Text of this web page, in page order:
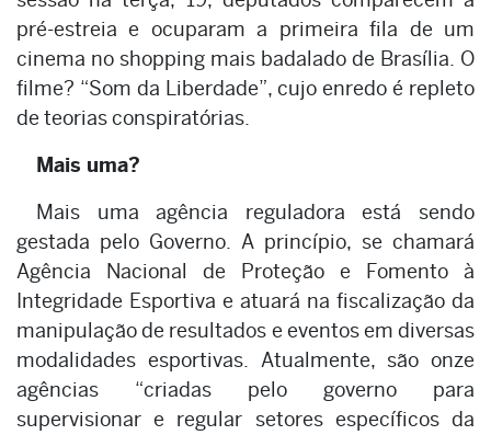
pré-estreia e ocuparam a primeira fila de um
cinema no shopping mais badalado de Brasília. O
filme? “Som da Liberdade”, cujo enredo é repleto
de teorias conspiratórias.
Mais uma?
Mais uma agência reguladora está sendo
gestada pelo Governo. A princípio, se chamará
Agência Nacional de Proteção e Fomento à
Integridade Esportiva e atuará na fiscalização da
manipulação de resultados e eventos em diversas
modalidades esportivas. Atualmente, são onze
agências “criadas pelo governo para
supervisionar e regular setores específicos da